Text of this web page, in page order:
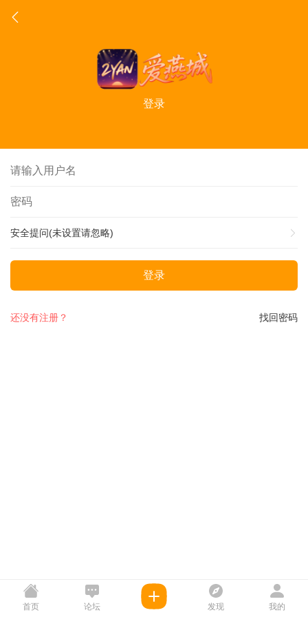
登录
安全提问(未设置请忽略)
登录
找回密码
还没有注册？
首页 论坛 发现 我的